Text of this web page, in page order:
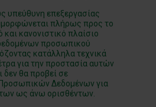
υπεύθυνη επεξεργασίας
πλήρως προς το
και κανονιστικό πλαίσιο
προσωπικού
κατάλληλα τεχνικά
για την προστασία αυτών
δεν θα προβεί σε
Δεδομένων για
ως άνω ορισθέντων.